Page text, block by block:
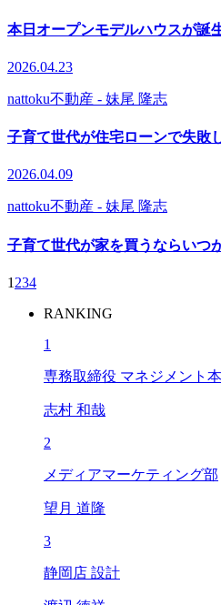
本日オープンモデルハウスが誕
2026.04.23
nattoku不動産 - 妹尾 隆志
子育て世代が住宅ローンで失敗
2026.04.09
nattoku不動産 - 妹尾 隆志
子育て世代が家を買うならいつ
1 234
RANKING
1
専務取締役 マネジメント
志村 和哉
2
メディアマーケティング部
望月 道隆
3
静岡店 設計